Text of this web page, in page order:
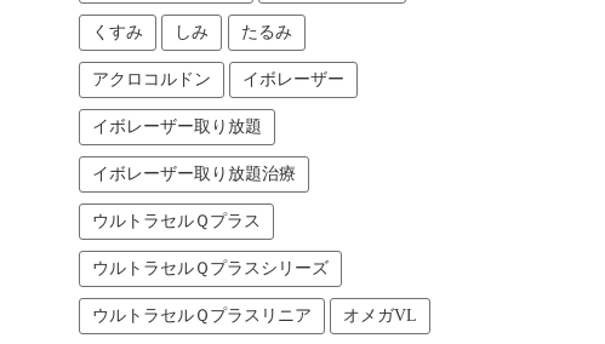
くすみ しみ たるみ
アクロコルドン イボレーザー
イボレーザー取り放題
イボレーザー取り放題治療
ウルトラセルＱプラス
ウルトラセルＱプラスシリーズ
ウルトラセルＱプラスリニア オメガVL